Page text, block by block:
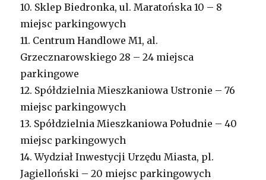
10. Sklep Biedronka, ul. Maratońska 10 – 8
miejsc parkingowych
11. Centrum Handlowe M1, al.
Grzecznarowskiego 28 – 24 miejsca
parkingowe
12. Spółdzielnia Mieszkaniowa Ustronie – 76
miejsc parkingowych
13. Spółdzielnia Mieszkaniowa Południe – 40
miejsc parkingowych
14. Wydział Inwestycji Urzędu Miasta, pl.
Jagielloński – 20 miejsc parkingowych